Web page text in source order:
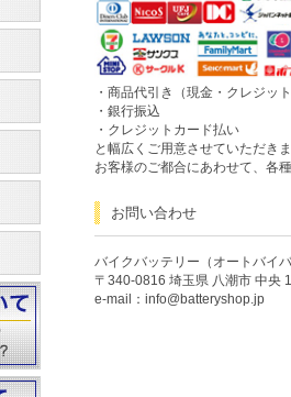
・商品代引き（現金・クレジッ
・銀行振込
・クレジットカード払い
と幅広くご用意させていただき
お客様のご都合にあわせて、各
お問い合わせ
バイクバッテリー（オートバイ
〒340-0816 埼玉県 八潮市 中央
e-mail：info@batteryshop.jp